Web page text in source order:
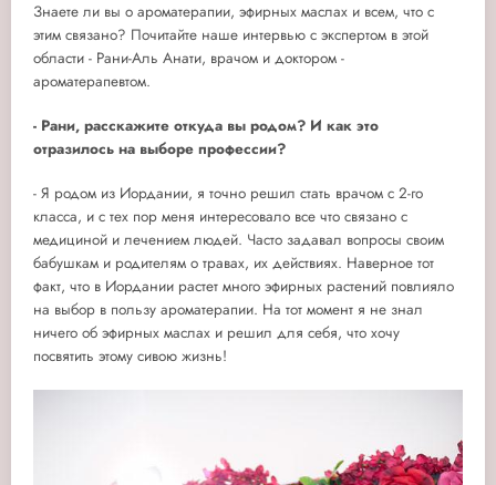
Знаете ли вы о ароматерапии, эфирных маслах и всем, что с
этим связано? Почитайте наше интервью с экспертом в этой
области - Рани-Аль Анати, врачом и доктором -
ароматерапевтом.
- Рани, расскажите откуда вы родом? И как это
отразилось на выборе профессии?
- Я родом из Иордании, я точно решил стать врачом с 2-го
класса, и с тех пор меня интересовало все что связано с
медициной и лечением людей. Часто задавал вопросы своим
бабушкам и родителям о травах, их действиях. Наверное тот
факт, что в Иордании растет много эфирных растений повлияло
на выбор в пользу ароматерапии. На тот момент я не знал
ничего об эфирных маслах и решил для себя, что хочу
посвятить этому сивою жизнь!